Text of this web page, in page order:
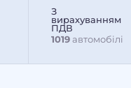
З
вирахуванням
ПДВ
1019 автомобілі